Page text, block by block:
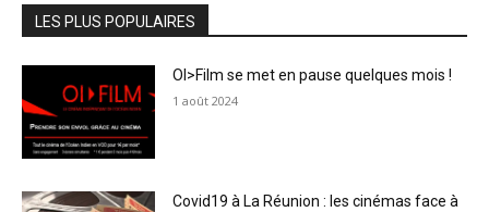
LES PLUS POPULAIRES
OI>Film se met en pause quelques mois !
1 août 2024
Covid19 à La Réunion : les cinémas face à